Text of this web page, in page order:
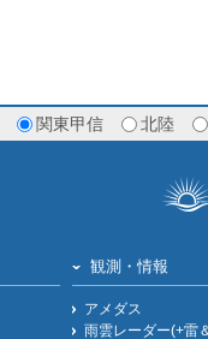
関東甲信 北陸
観測・情報
アメダス
雨雲レーダー(+雷